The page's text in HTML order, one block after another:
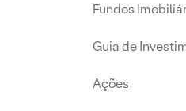
Fundos
Guia de
Ações